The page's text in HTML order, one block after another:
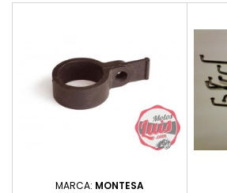
MARCA: MONTESA